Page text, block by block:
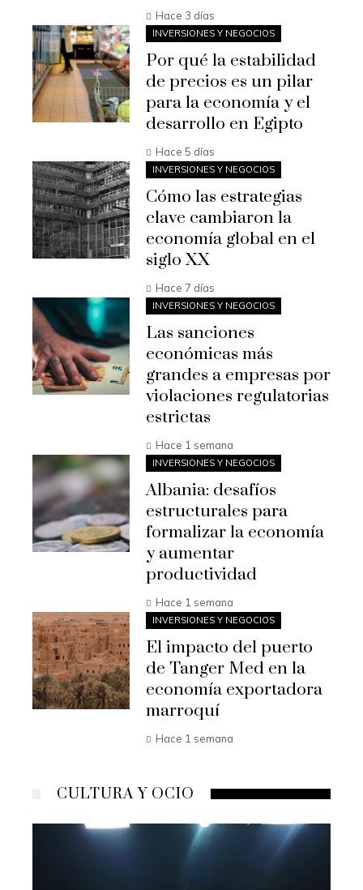
Hace 3 días
INVERSIONES Y NEGOCIOS
Por qué la estabilidad
de precios es un pilar
para la economía y el
desarrollo en Egipto
Hace 5 días
INVERSIONES Y NEGOCIOS
Cómo las estrategias
clave cambiaron la
economía global en el
siglo XX
Hace 7 días
INVERSIONES Y NEGOCIOS
Las sanciones
económicas más
grandes a empresas por
violaciones regulatorias
estrictas
Hace 1 semana
INVERSIONES Y NEGOCIOS
Albania: desafíos
estructurales para
formalizar la economía
y aumentar
productividad
Hace 1 semana
INVERSIONES Y NEGOCIOS
El impacto del puerto
de Tanger Med en la
economía exportadora
marroquí
Hace 1 semana
CULTURA Y OCIO